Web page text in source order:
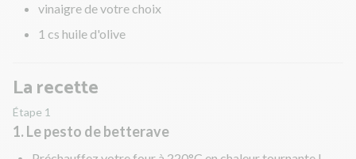
vinaigre de votre choix
1 cs huile d'olive
La recette
Étape 1
1. Le pesto de betterave